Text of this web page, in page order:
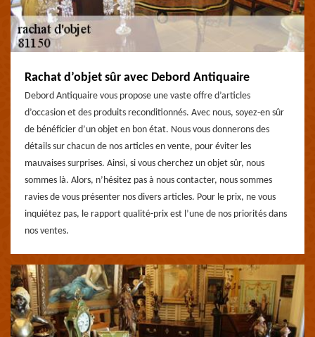
Rachat d’objet sûr avec Debord Antiquaire
Debord Antiquaire vous propose une vaste offre d’articles
d’occasion et des produits reconditionnés. Avec nous, soyez-en sûr
de bénéficier d’un objet en bon état. Nous vous donnerons des
détails sur chacun de nos articles en vente, pour éviter les
mauvaises surprises. Ainsi, si vous cherchez un objet sûr, nous
sommes là. Alors, n’hésitez pas à nous contacter, nous sommes
ravies de vous présenter nos divers articles. Pour le prix, ne vous
inquiétez pas, le rapport qualité-prix est l’une de nos priorités dans
nos ventes.